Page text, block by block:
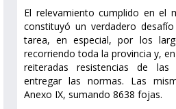
El relevamiento cumplido en el
constituyó un verdadero
tarea, en especial, por los
recorriendo toda la provincia y,
reiteradas resistencias de
entregar las normas. Las
Anexo IX, sumando 8638 fojas.